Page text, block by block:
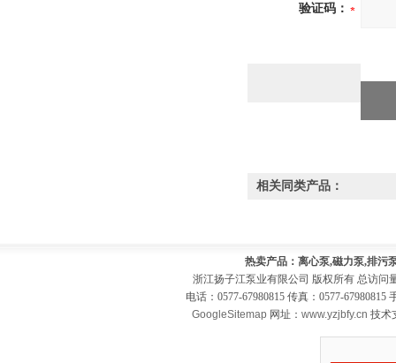
验证码：
相关同类产品：
热卖产品：离心泵,磁力泵,排污
浙江扬子江泵业有限公司 版权所有 总访问
电话：0577-67980815 传真：0577-
GoogleSitemap 网址： www.yzjbfy.cn 技术